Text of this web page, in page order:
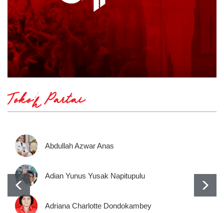
Tokoh Partai
Abdullah Azwar Anas
Adian Yunus Yusak Napitupulu
Adriana Charlotte Dondokambey